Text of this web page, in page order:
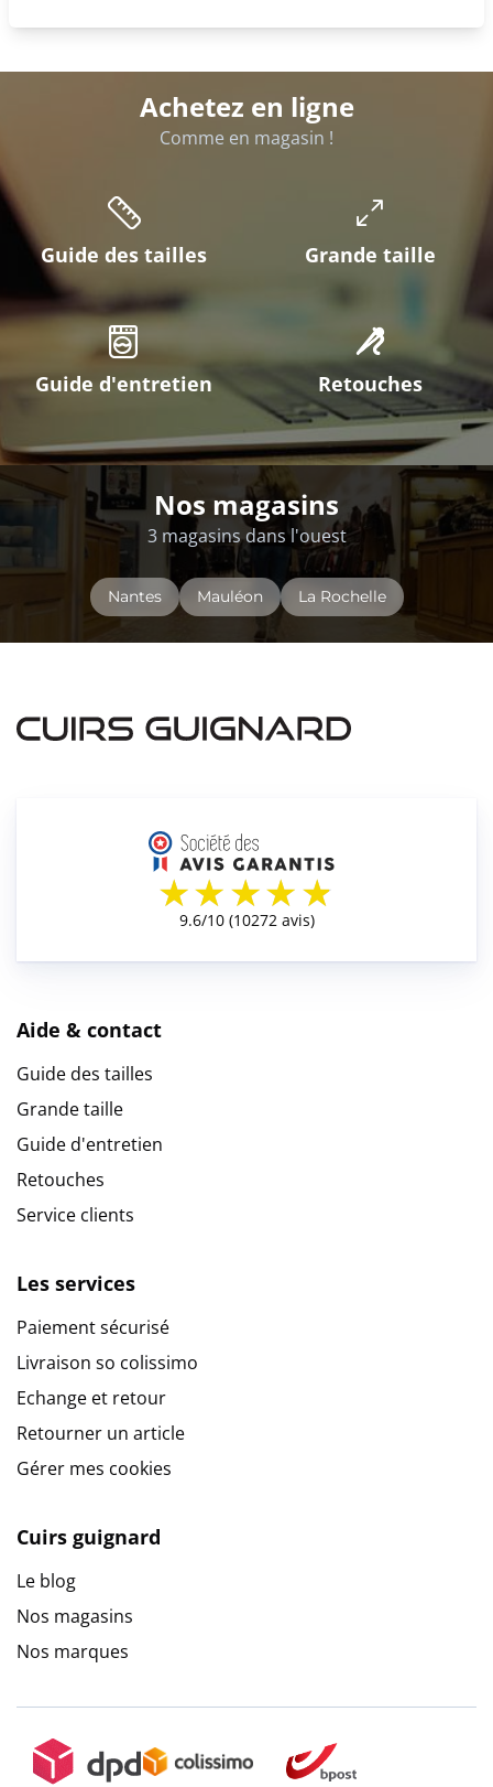
Achetez en ligne
Comme en magasin !
Guide des tailles Grande taille
Guide d'entretien Retouches
Nos magasins
3 magasins dans l'ouest
Nantes Mauléon La Rochelle
Aide & contact
Guide des tailles
Grande taille
Guide d'entretien
Retouches
Service clients
Les services
Paiement sécurisé
Livraison so colissimo
Echange et retour
Retourner un article
Gérer mes cookies
Cuirs guignard
Le blog
Nos magasins
Nos marques